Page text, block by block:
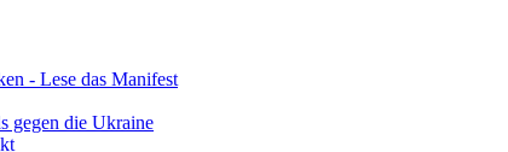
- Lese das Manifest
gegen die Ukraine